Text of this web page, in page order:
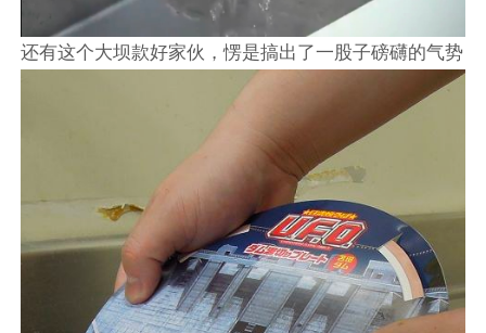
还有这个大坝款好家伙，愣是搞出了一股子磅礴的气势